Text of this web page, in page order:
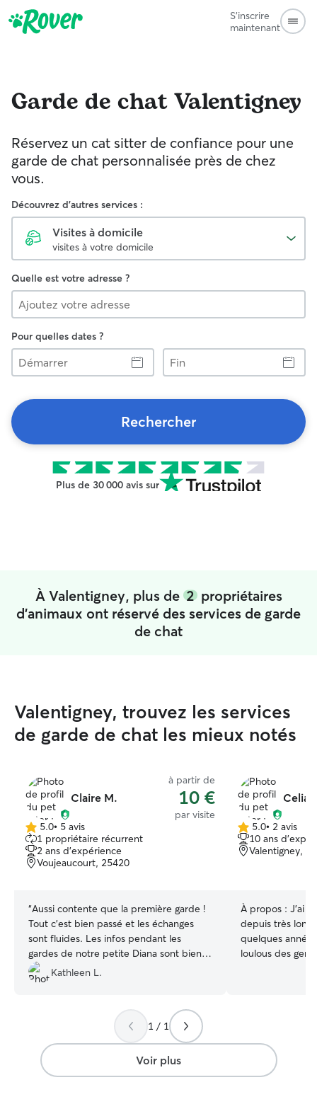
S'inscrire
maintenant
Garde de chatValentigney
Réservez un cat sitter de confiance pour une
garde de chat personnalisée près de chez
vous.
Découvrez d'autres services :
Visites à domicile
visites à votre domicile
Quelle est votre adresse ?
Pour quelles dates ?
Démarrer
Fin
Rechercher
Plus de 30 000 avis sur
À Valentigney, plus de 2propriétaires
d'animaux ont réservé des services de garde
de chat
Valentigney, trouvez les services
de garde de chat les mieux notés
Claire M.
à partir de
10 €
par visite
5.0 étoile(s)
sur
5
5.0• 5 avis
1 propriétaire récurrent
2 ans d'expérience
Voujeaucourt, 25420
“Aussi contente que la première garde !
Tout c'est bien passé et les échanges
sont fluides. Les infos pendant les
gardes de notre petite Diana sont bien
transmises. Merci 😊
Kathleen L.
Celia
5.0 étoile(s)
sur
5
5.0• 2 avis
10 ans
Valentigney,
À propos : J'ai
depuis très
quelques
loulous des
Je viens chez
vos animaux
repère malgré
1 / 1
Voir plus